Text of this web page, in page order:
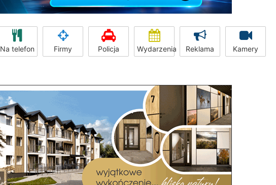
Na telefon Firmy Policja Wydarzenia Reklama Kamery